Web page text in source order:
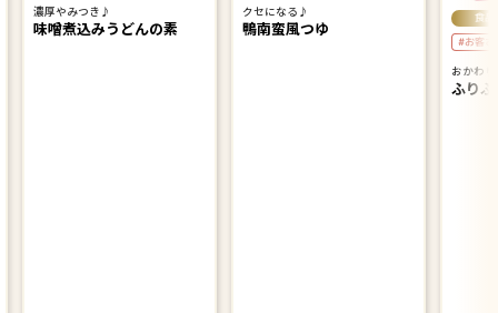
濃厚やみつき♪
味噌煮込みうどんの素
クセになる♪
鴨南蛮風つゆ
食品
#お客さ
おかわ
ふり